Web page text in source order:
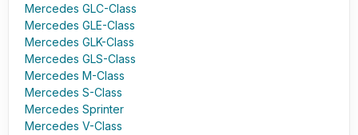
Mercedes GLC-Class
Mercedes GLE-Class
Mercedes GLK-Class
Mercedes GLS-Class
Mercedes M-Class
Mercedes S-Class
Mercedes Sprinter
Mercedes V-Class